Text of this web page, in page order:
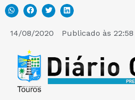
14/08/2020 Publicado às 22:58
E-SIC
PERGUNTAS FREQUENTES